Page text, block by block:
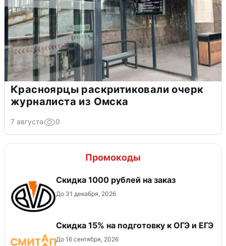
Красноярцы раскритиковали очерк
журналиста из Омска
7 августа 0
Промокоды
Скидка 1000 рублей на заказ
До 31 декабря, 2026
Скидка 15% на подготовку к ОГЭ и ЕГЭ
До 16 сентября, 2026